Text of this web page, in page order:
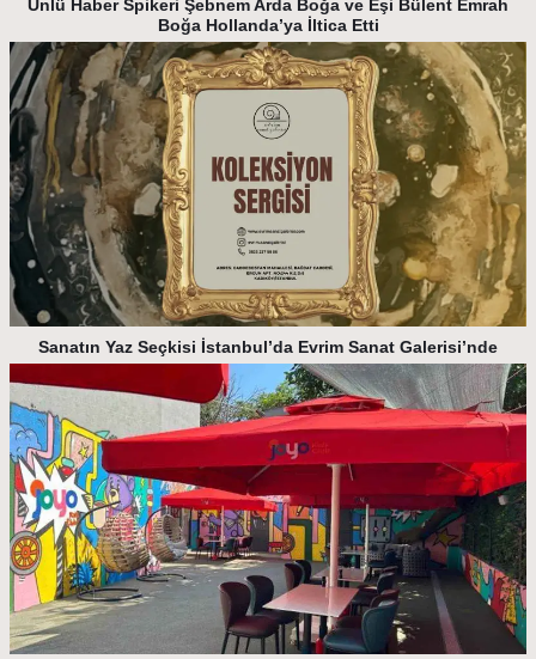
Ünlü Haber Spikeri Şebnem Arda Boğa ve Eşi Bülent Emrah
Boğa Hollanda’ya İltica Etti
Sanatın Yaz Seçkisi İstanbul’da Evrim Sanat Galerisi’nde